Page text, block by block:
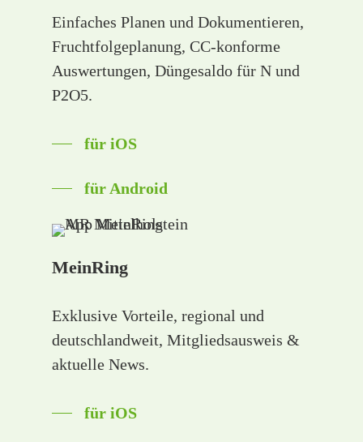
Einfaches Planen und Dokumentieren,
Fruchtfolgeplanung, CC-konforme
Auswertungen, Düngesaldo für N und
P2O5.
für iOS
für Android
MeinRing
Exklusive Vorteile, regional und
deutschlandweit, Mitgliedsausweis &
aktuelle News.
für iOS